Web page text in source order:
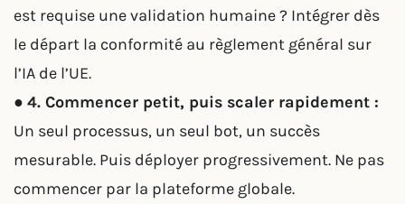
est requise une validation humaine ? Intégrer dès
le départ la conformité au règlement général sur
l’IA de l’UE.
● 4. Commencer petit, puis scaler rapidement :
Un seul processus, un seul bot, un succès
mesurable. Puis déployer progressivement. Ne pas
commencer par la plateforme globale.